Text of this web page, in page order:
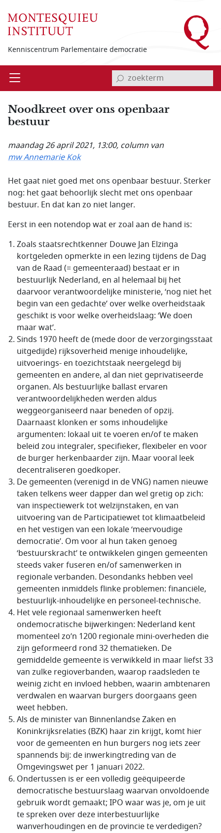
Kenniscentrum Parlementaire democratie
Open invoerveld zoekterm
Noodkreet over ons openbaar
bestuur
maandag 26 april 2021, 13:00, column van
mw Annemarie Kok
Het gaat niet goed met ons openbaar bestuur. Sterker
nog: het gaat behoorlijk slecht met ons openbaar
bestuur. En dat kan zo niet langer.
Eerst in een notendop wat er zoal aan de hand is:
Zoals staatsrechtkenner Douwe Jan Elzinga
kortgeleden opmerkte in een lezing tijdens de Dag
van de Raad (= gemeenteraad) bestaat er in
bestuurlijk Nederland, en al helemaal bij het
daarvoor verantwoordelijke ministerie, ‘nog niet het
begin van een gedachte’ over welke overheidstaak
geschikt is voor welke overheidslaag: ‘We doen
maar wat’.
Sinds 1970 heeft de (mede door de verzorgingsstaat
uitgedijde) rijksoverheid menige inhoudelijke,
uitvoerings- en toezichtstaak neergelegd bij
gemeenten en andere, al dan niet geprivatiseerde
organen. Als bestuurlijke ballast ervaren
verantwoordelijkheden werden aldus
weggeorganiseerd naar beneden of opzij.
Daarnaast klonken er soms inhoudelijke
argumenten: lokaal uit te voeren en/of te maken
beleid zou integraler, specifieker, flexibeler en voor
de burger herkenbaarder zijn. Maar vooral leek
decentraliseren goedkoper.
De gemeenten (verenigd in de VNG) namen nieuwe
taken telkens weer dapper dan wel gretig op zich:
van inspectiewerk tot welzijnstaken, en van
uitvoering van de Participatiewet tot klimaatbeleid
en het vestigen van een lokale ‘meervoudige
democratie’. Om voor al hun taken genoeg
‘bestuurskracht’ te ontwikkelen gingen gemeenten
steeds vaker fuseren en/of samenwerken in
regionale verbanden. Desondanks hebben veel
gemeenten inmiddels flinke problemen: financiële,
bestuurlijk-inhoudelijke en personeel-technische.
Het vele regionaal samenwerken heeft
ondemocratische bijwerkingen: Nederland kent
momenteel zo’n 1200 regionale mini-overheden die
zijn geformeerd rond 32 thematieken. De
gemiddelde gemeente is verwikkeld in maar liefst 33
van zulke regioverbanden, waarop raadsleden te
weinig zicht en invloed hebben, waarin ambtenaren
verdwalen en waarvan burgers doorgaans geen
weet hebben.
Als de minister van Binnenlandse Zaken en
Koninkrijksrelaties (BZK) haar zin krijgt, komt hier
voor de gemeenten en hun burgers nog iets zeer
spannends bij: de inwerkingtreding van de
Omgevingswet per 1 januari 2022.
Ondertussen is er een volledig geëquipeerde
democratische bestuurslaag waarvan onvoldoende
gebruik wordt gemaakt; IPO waar was je, om je uit
te spreken over deze interbestuurlijke
wanverhoudingen en de provincie te verdedigen?